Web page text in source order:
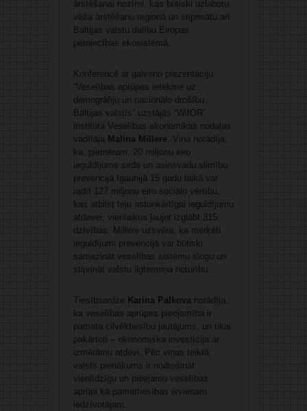
ārstēšanai nozīmi, kas būtiski uzlabotu
vēža ārstēšanu reģionā un stiprinātu arī
Baltijas valstu dalību Eiropas
pētniecības ekosistēmā.
Konferencē ar galveno prezentāciju
“Veselības aprūpes ietekme uz
demogrāfiju un nacionālo drošību
Baltijas valstīs” uzstājās “WifOR”
institūta Veselības ekonomikas nodaļas
vadītāja Malina Millere. Viņa norādīja,
ka, piemēram, 20 miljonu eiro
ieguldījums sirds un asinsvadu slimību
prevencijā Igaunijā 15 gadu laikā var
radīt 127 miljonu eiro sociālo vērtību,
kas atbilst teju astoņkārtīgai ieguldījumu
atdevei, vienlaikus ļaujot izglābt 315
dzīvības. Millere uzsvēra, ka mērķēti
ieguldījumi prevencijā var būtiski
samazināt veselības sistēmu slogu un
stiprināt valstu ilgtermiņa noturību.
Tiesībsardze Karina Palkovanorādīja,
ka veselības aprūpes pieejamība ir
pamata cilvēktiesību jautājums, un tikai
pakārtoti – ekonomiska investīcija ar
izmērāmu atdevi. Pēc viņas teiktā,
valsts pienākums ir nodrošināt
vienlīdzīgu un pieejamu veselības
aprūpi kā pamattiesības ikvienam
iedzīvotājam.